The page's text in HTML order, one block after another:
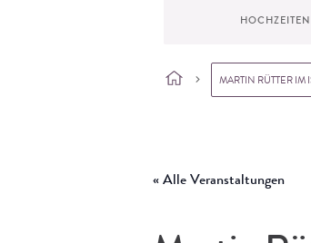
HOCHZEITEN
MARTIN RÜTTER IM
« Alle Veranstaltungen